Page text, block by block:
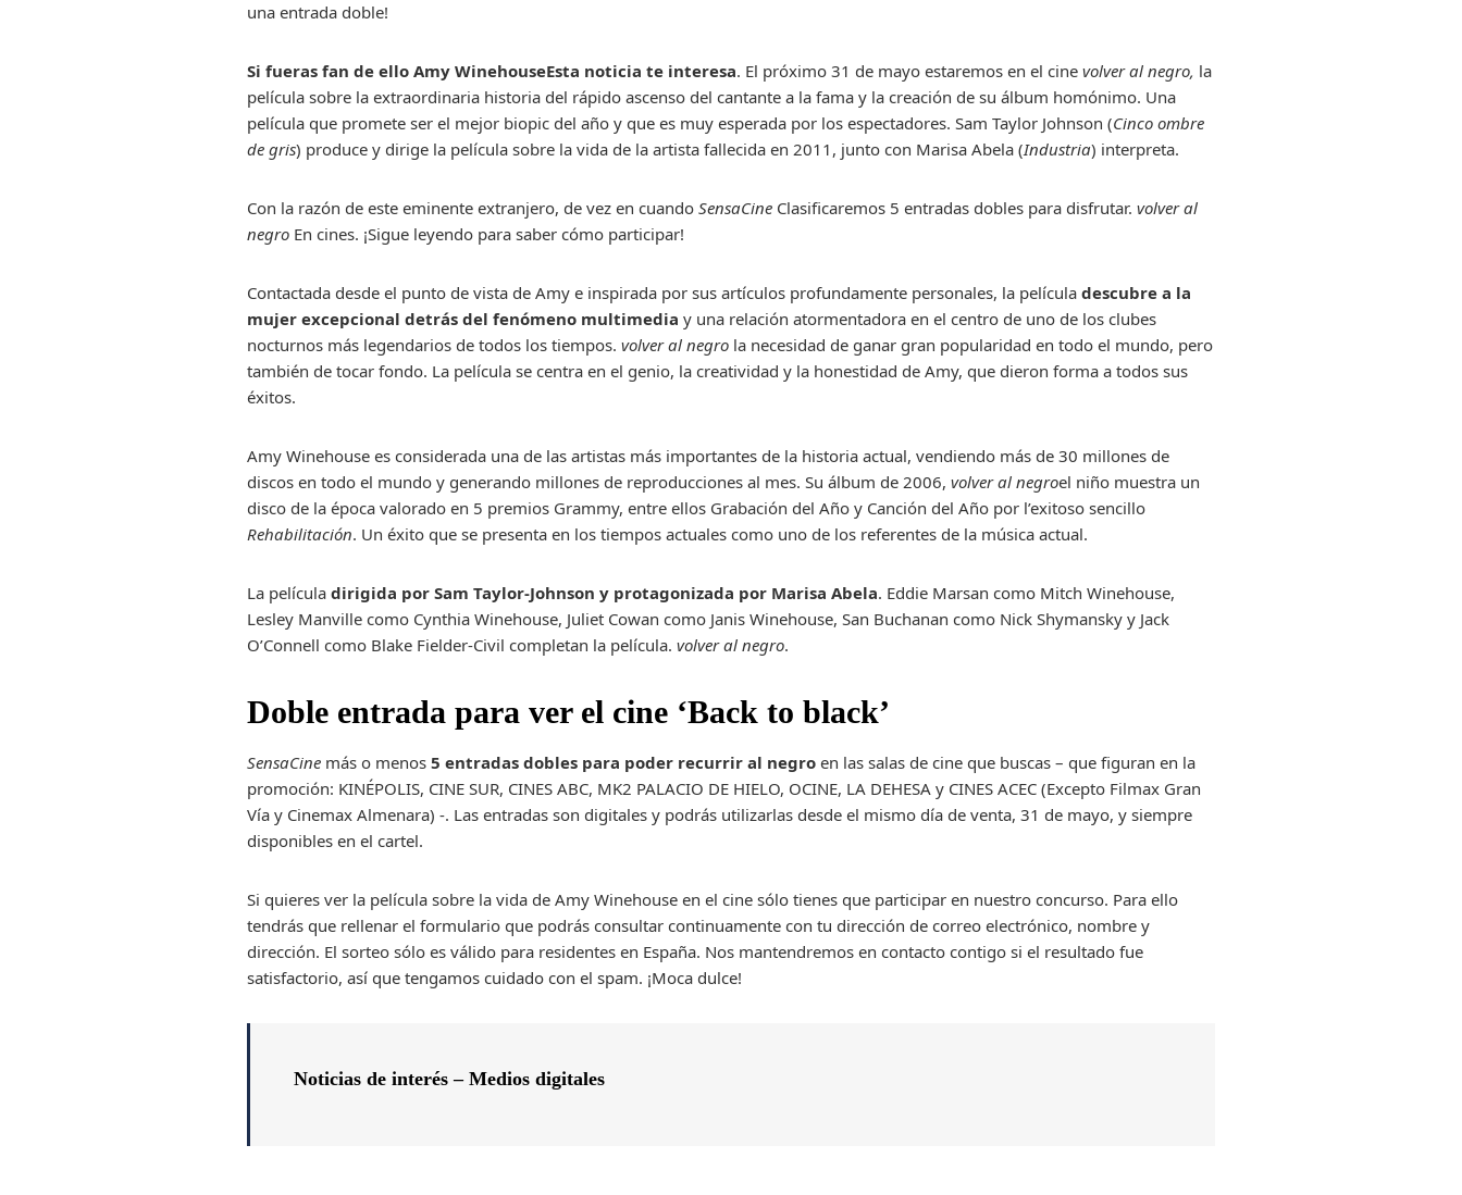
una entrada doble!
Si fueras fan de elloAmy WinehouseEsta noticia te interesa. El próximo 31 de mayo estaremos en el cinevolver al negro, la
película sobre la extraordinaria historia del rápido ascenso del cantante a la fama y la creación de su álbum homónimo. Una
película que promete ser el mejor biopic del año y que es muy esperada por los espectadores. Sam Taylor Johnson (Cinco ombre
de gris) produce y dirige la película sobre la vida de la artista fallecida en 2011, junto con Marisa Abela (Industria) interpreta.
Con la razón de este eminente extranjero, de vez en cuandoSensaCine Clasificaremos 5 entradas dobles para disfrutar.volver al
negro En cines. ¡Sigue leyendo para saber cómo participar!
Contactada desde el punto de vista de Amy e inspirada por sus artículos profundamente personales, la películadescubre a la
mujer excepcional detrás del fenómeno multimedia y una relación atormentadora en el centro de uno de los clubes
nocturnos más legendarios de todos los tiempos.volver al negro la necesidad de ganar gran popularidad en todo el mundo, pero
también de tocar fondo. La película se centra en el genio, la creatividad y la honestidad de Amy, que dieron forma a todos sus
éxitos.
Amy Winehouse es considerada una de las artistas más importantes de la historia actual, vendiendo más de 30 millones de
discos en todo el mundo y generando millones de reproducciones al mes. Su álbum de 2006,volver al negroel niño muestra un
disco de la época valorado en 5 premios Grammy, entre ellos Grabación del Año y Canción del Año por l’exitoso sencillo
Rehabilitación. Un éxito que se presenta en los tiempos actuales como uno de los referentes de la música actual.
La películadirigida por Sam Taylor-Johnson y protagonizada por Marisa Abela. Eddie Marsan como Mitch Winehouse,
Lesley Manville como Cynthia Winehouse, Juliet Cowan como Janis Winehouse, San Buchanan como Nick Shymansky y Jack
O’Connell como Blake Fielder-Civil completan la película.volver al negro.
Doble entrada para ver el cine ‘Back to black’
SensaCine más o menos5 entradas dobles para poder recurrir al negroen las salas de cine que buscas – que figuran en la
promoción: KINÉPOLIS, CINE SUR, CINES ABC, MK2 PALACIO DE HIELO, OCINE, LA DEHESA y CINES ACEC (Excepto Filmax Gran
Vía y Cinemax Almenara) -. Las entradas son digitales y podrás utilizarlas desde el mismo día de venta, 31 de mayo, y siempre
disponibles en el cartel.
Si quieres ver la película sobre la vida de Amy Winehouse en el cine sólo tienes que participar en nuestro concurso. Para ello
tendrás que rellenar el formulario que podrás consultar continuamente con tu dirección de correo electrónico, nombre y
dirección. El sorteo sólo es válido para residentes en España. Nos mantendremos en contacto contigo si el resultado fue
satisfactorio, así que tengamos cuidado con el spam. ¡Moca dulce!
Noticias de interés –Medios digitales